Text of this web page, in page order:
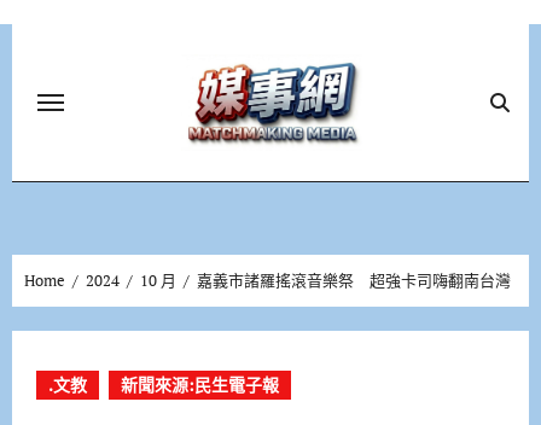
Home 2024 10 月 嘉義市諸羅搖滾音樂祭 超強卡司嗨翻南台灣
.文教 新聞來源:民生電子報